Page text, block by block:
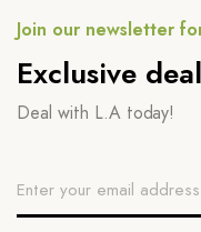
Join our newsletter
Exclusive
Deal with L.A today!